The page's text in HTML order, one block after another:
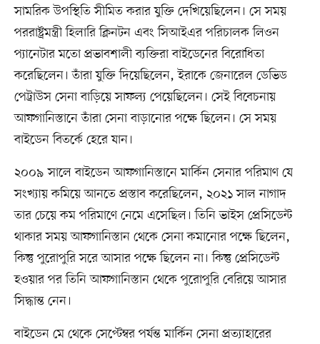
সামরিক উপস্থিতি সীমিত করার যুক্তি দেখিয়েছিলেন। সে সময়
পররাষ্ট্রমন্ত্রী হিলারি ক্লিনটন এবং সিআইএর পরিচালক লিওন
প্যানেটার মতো প্রভাবশালী ব্যক্তিরা বাইডেনের বিরোধিতা
করেছিলেন। তাঁরা যুক্তি দিয়েছিলেন, ইরাকে জেনারেল ডেভিড
পেট্রাউস সেনা বাড়িয়ে সাফল্য পেয়েছিলেন। সেই বিবেচনায়
আফগানিস্তানে তাঁরা সেনা বাড়ানোর পক্ষে ছিলেন। সে সময়
বাইডেন বিতর্কে হেরে যান।
২০০৯ সালে বাইডেন আফগানিস্তানে মার্কিন সেনার পরিমাণ যে
সংখ্যায় কমিয়ে আনতে প্রস্তাব করেছিলেন, ২০২১ সাল নাগাদ
তার চেয়ে কম পরিমাণে নেমে এসেছিল। তিনি ভাইস প্রেসিডেন্ট
থাকার সময় আফগানিস্তান থেকে সেনা কমানোর পক্ষে ছিলেন,
কিন্তু পুরোপুরি সরে আসার পক্ষে ছিলেন না। কিন্তু প্রেসিডেন্ট
হওয়ার পর তিনি আফগানিস্তান থেকে পুরোপুরি বেরিয়ে আসার
সিদ্ধান্ত নেন।
বাইডেন মে থেকে সেপ্টেম্বর পর্যন্ত মার্কিন সেনা প্রত্যাহারের